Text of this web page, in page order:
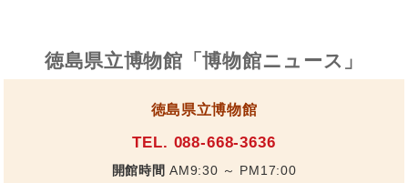
徳島県立博物館「博物館ニュース」
徳島県立博物館
TEL. 088-668-3636
開館時間 AM9:30 ～ PM17:00